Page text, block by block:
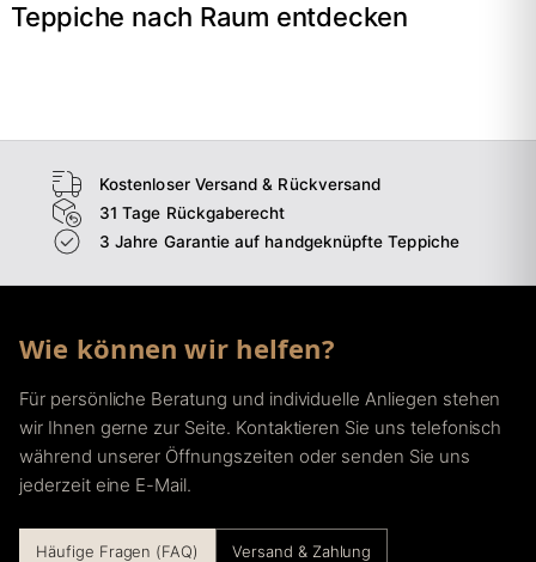
Teppiche nach Raum entdecken
Wohnzimmer
Kostenloser Versand & Rückversand
31 Tage Rückgaberecht
3 Jahre Garantie auf handgeknüpfte Teppiche
Wie können wir helfen?
Für persönliche Beratung und individuelle Anliegen stehen
wir Ihnen gerne zur Seite. Kontaktieren Sie uns telefonisch
während unserer Öffnungszeiten oder senden Sie uns
jederzeit eine E-Mail.
Häufige Fragen (FAQ) Versand & Zahlung